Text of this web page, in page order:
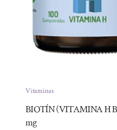
Vitaminas
BIOTÍN (VITAMINA H
mg